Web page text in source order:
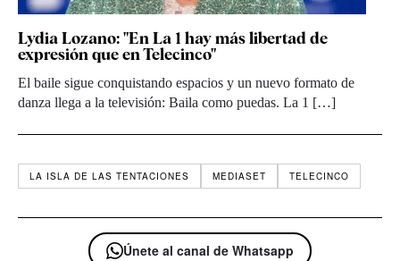
Lydia Lozano: "En La 1 hay más libertad de
expresión que en Telecinco"
El baile sigue conquistando espacios y un nuevo formato de
danza llega a la televisión: Baila como puedas. La 1 […]
LA ISLA DE LAS TENTACIONES MEDIASET TELECINCO
Únete al canal de Whatsapp